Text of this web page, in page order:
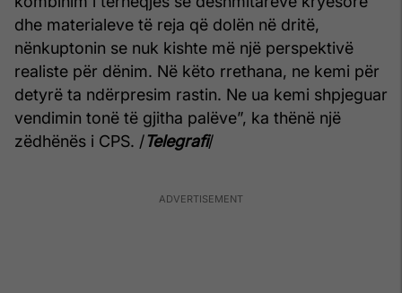
dhe materialeve të reja që dolën në dritë,
nënkuptonin se nuk kishte më një perspektivë
realiste për dënim. Në këto rrethana, ne kemi për
detyrë ta ndërpresim rastin. Ne ua kemi shpjeguar
vendimin tonë të gjitha palëve”, ka thënë një
zëdhënës i CPS. /Telegrafi/